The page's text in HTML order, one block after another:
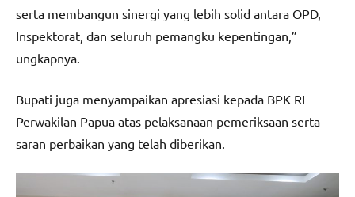
serta membangun sinergi yang lebih solid antara OPD,
Inspektorat, dan seluruh pemangku kepentingan,”
ungkapnya.
Bupati juga menyampaikan apresiasi kepada BPK RI
Perwakilan Papua atas pelaksanaan pemeriksaan serta
saran perbaikan yang telah diberikan.